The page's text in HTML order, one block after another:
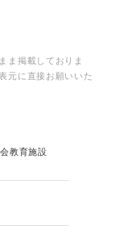
ま掲載しておりま
元に直接お願いいた
教育施設